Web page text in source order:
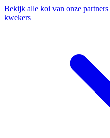
Bekijk alle koi van onze partners
kwekers